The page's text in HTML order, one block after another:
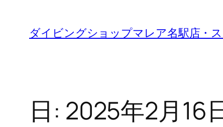
ダイビングショップマレア名駅店・
日: 2025年2月16